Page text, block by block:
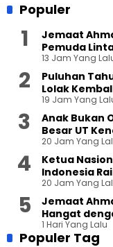
Populer
Jemaat
Pemuda
13 Jam Yang
Puluhan
Lolak
19 Jam Yang
Anak Bukan
Besar UT
20 Jam Yang
Ketua
Indonesia
Terbuka
20 Jam Yang
Jemaat
Hangat
1 Hari Yang Lalu
Populer Tag